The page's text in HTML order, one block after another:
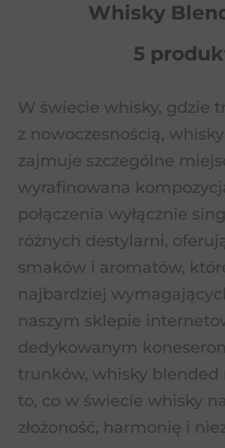
Whisky
5
W świecie whisky, gdzie
z nowoczesnością,
zajmuje szczególne
wyrafinowana
połączenia wyłącznie
różnych destylarni,
smaków i aromatów,
najbardziej
naszym sklepie
dedykowanym
trunków, whisky
to, co w świecie whisky
złożoność, harmonię i